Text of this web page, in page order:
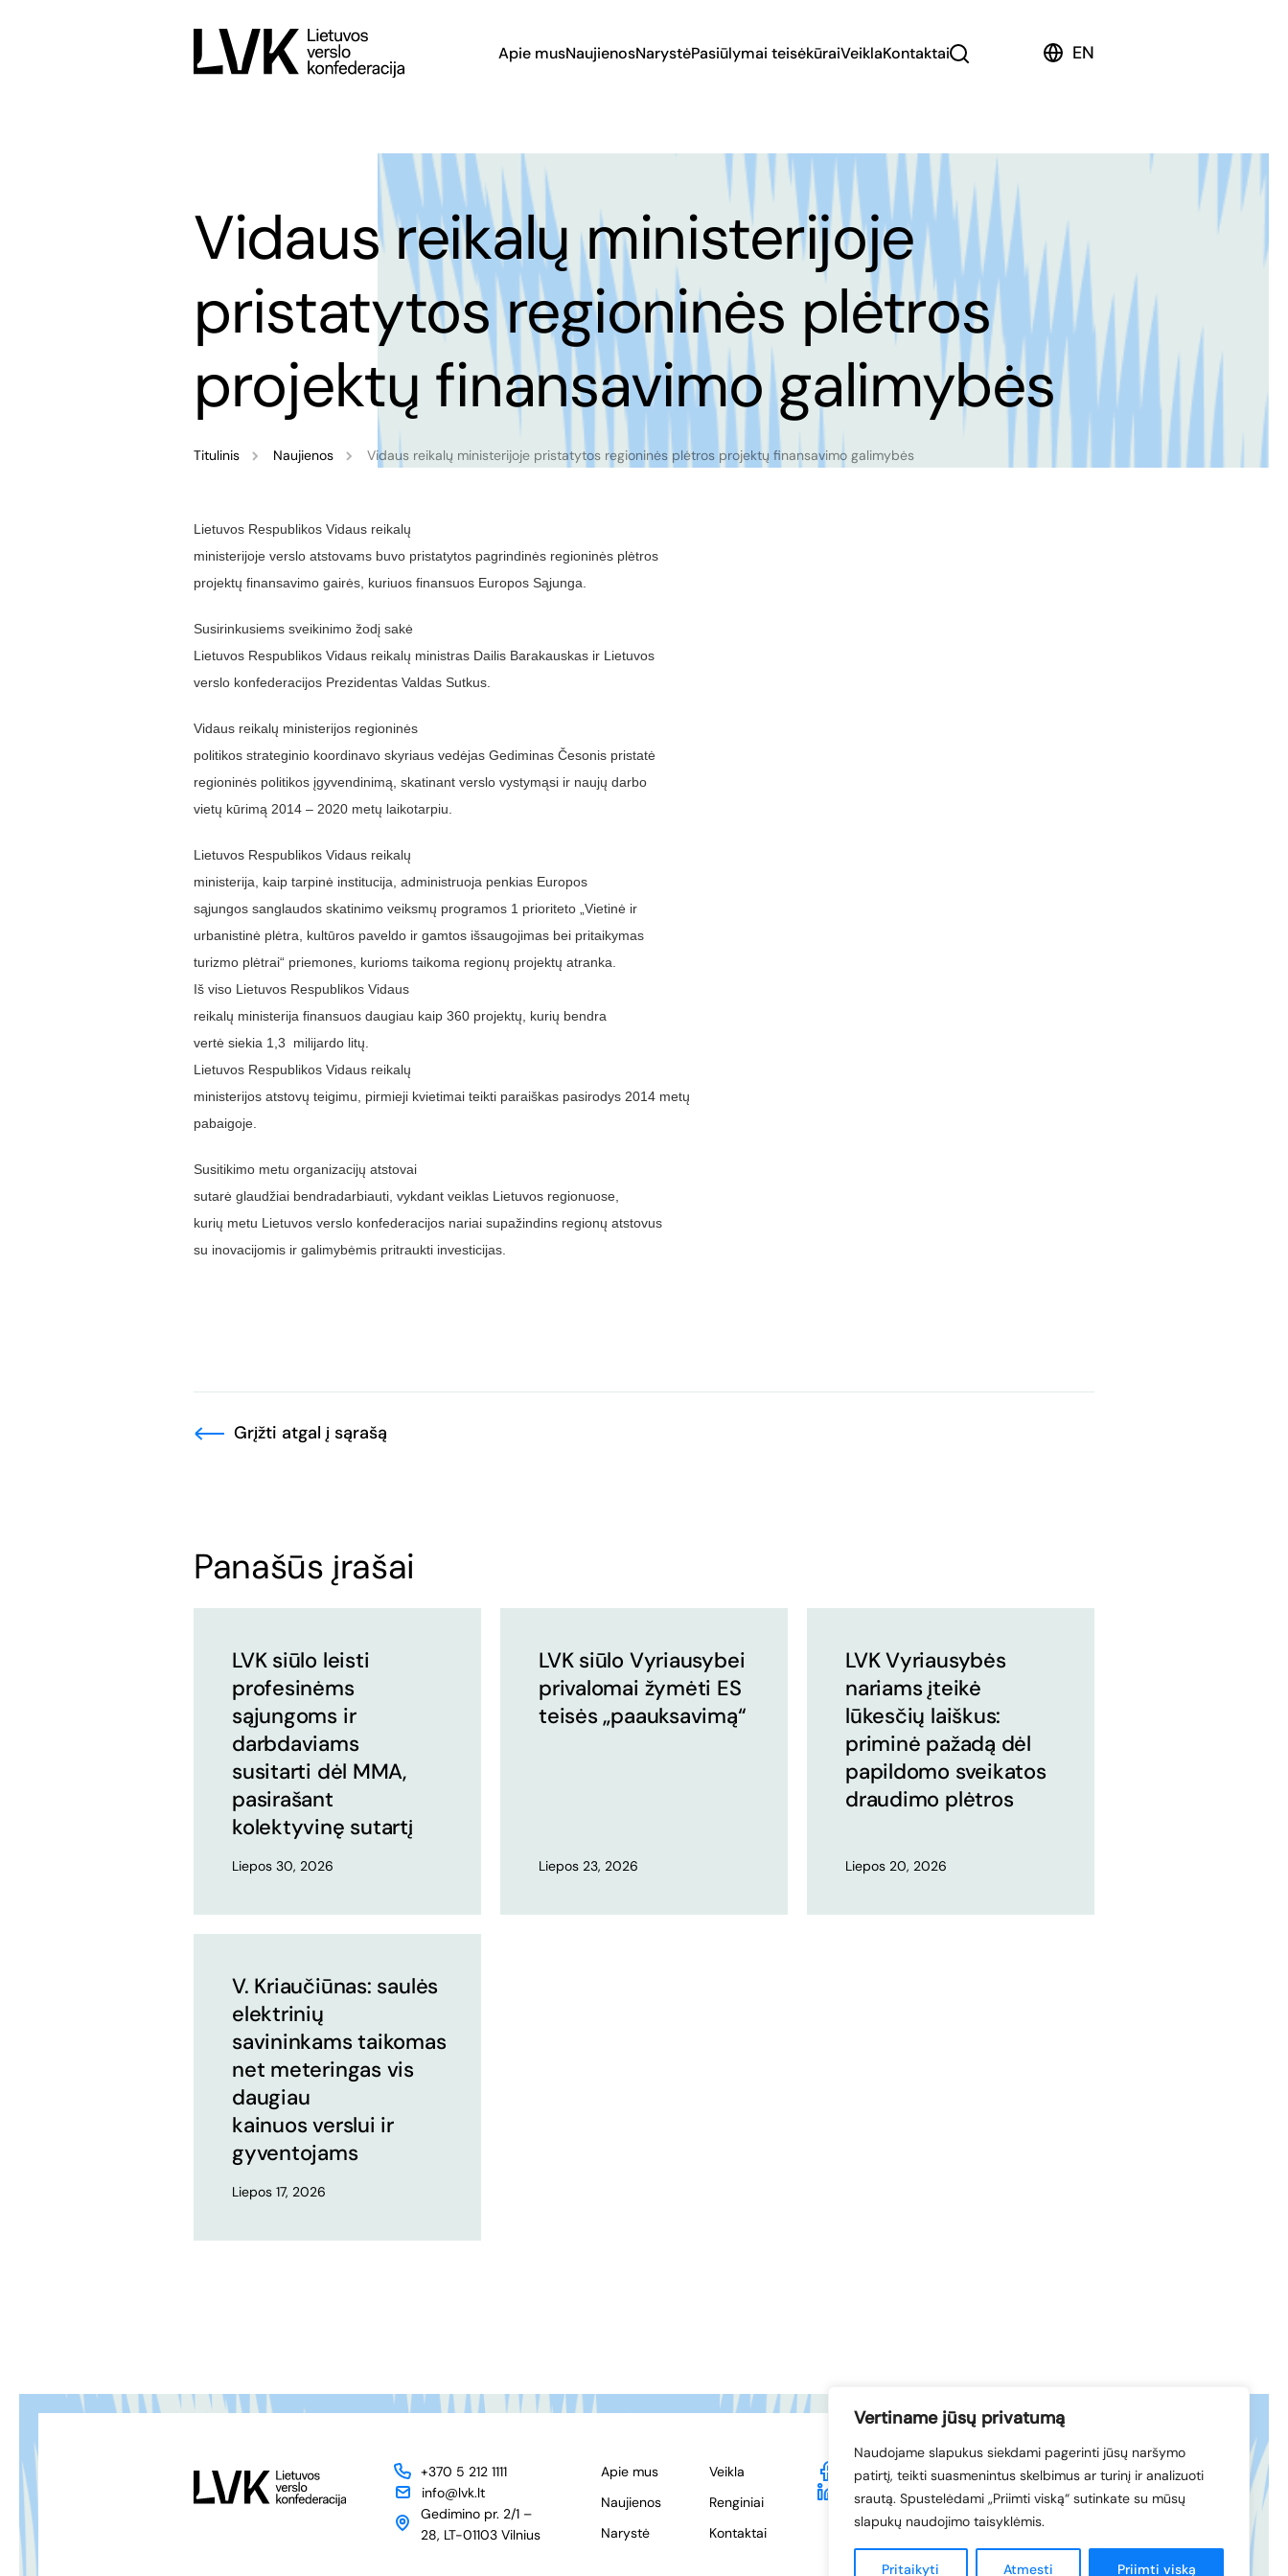
Vertiname jūsų privatumą
Naudojame slapukus siekdami pagerinti jūsų naršymo
patirtį, teikti suasmenintus skelbimus ar turinį ir analizuoti
srautą. Spustelėdami „Priimti viską“ sutinkate su mūsų
slapukų naudojimo taisyklėmis.
Pritaikyti Atmesti Priimti viską
Apie musNaujienosNarystėPasiūlymai teisėkūraiVeiklaKontaktai EN
Vidaus reikalų ministerijoje
pristatytos regioninės plėtros
projektų finansavimo galimybės
Titulinis Naujienos Vidaus reikalų ministerijoje pristatytos regioninės plėtros projektų finansavimo galimybės
Lietuvos Respublikos Vidaus reikalų
ministerijoje verslo atstovams buvo pristatytos pagrindinės regioninės plėtros
projektų finansavimo gairės, kuriuos finansuos Europos Sąjunga.
Susirinkusiems sveikinimo žodį sakė
Lietuvos Respublikos Vidaus reikalų ministras Dailis Barakauskas ir Lietuvos
verslo konfederacijos Prezidentas Valdas Sutkus.
Vidaus reikalų ministerijos regioninės
politikos strateginio koordinavo skyriaus vedėjas Gediminas Česonis pristatė
regioninės politikos įgyvendinimą, skatinant verslo vystymąsi ir naujų darbo
vietų kūrimą 2014 – 2020 metų laikotarpiu.
Lietuvos Respublikos Vidaus reikalų
ministerija, kaip tarpinė institucija, administruoja penkias Europos
sąjungos sanglaudos skatinimo veiksmų programos 1 prioriteto „Vietinė ir
urbanistinė plėtra, kultūros paveldo ir gamtos išsaugojimas bei pritaikymas
turizmo plėtrai“ priemones, kurioms taikoma regionų projektų atranka.
Iš viso Lietuvos Respublikos Vidaus
reikalų ministerija finansuos daugiau kaip 360 projektų, kurių bendra
vertė siekia 1,3 milijardo litų.
Lietuvos Respublikos Vidaus reikalų
ministerijos atstovų teigimu, pirmieji kvietimai teikti paraiškas pasirodys 2014 metų
pabaigoje.
Susitikimo metu organizacijų atstovai
sutarė glaudžiai bendradarbiauti, vykdant veiklas Lietuvos regionuose,
kurių metu Lietuvos verslo konfederacijos nariai supažindins regionų atstovus
su inovacijomis ir galimybėmis pritraukti investicijas.
Grįžti atgal į sąrašą
Panašūs įrašai
LVK siūlo leisti
profesinėms
sąjungoms ir
darbdaviams
susitarti dėl MMA,
pasirašant
kolektyvinę sutartį
Liepos 30, 2026
LVK siūlo Vyriausybei
privalomai žymėti ES
teisės „paauksavimą“
Liepos 23, 2026
LVK Vyriausybės
nariams įteikė
lūkesčių laiškus:
priminė pažadą dėl
papildomo sveikatos
draudimo plėtros
Liepos 20, 2026
V. Kriaučiūnas: saulės
elektrinių
savininkams taikomas
net meteringas vis
daugiau
kainuos verslui ir
gyventojams
Liepos 17, 2026
+370 5 212 1111
info@lvk.lt
Gedimino pr. 2/1 –
28, LT-01103 Vilnius
Apie mus
Naujienos
Narystė
Veikla
Renginiai
Kontaktai
Facebook
LinkedIn
© 1994-2026 LVK